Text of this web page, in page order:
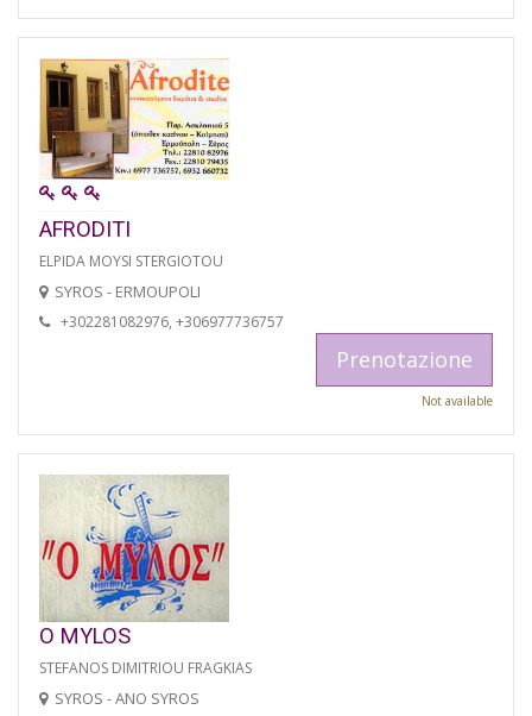
AFRODITI
ELPIDA MOYSI STERGIOTOU
SYROS - ERMOUPOLI
+302281082976, +306977736757
Prenotazione
Not available
O MYLOS
STEFANOS DIMITRIOU FRAGKIAS
SYROS - ANO SYROS